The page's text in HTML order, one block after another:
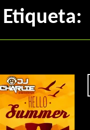
Etiqueta: